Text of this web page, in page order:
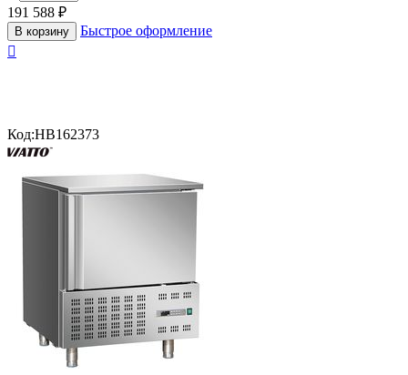
191 588 ₽
В корзину
Быстрое оформление

Код:HB162373